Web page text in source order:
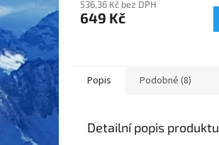
536,36 Kč bez DPH
649 Kč
Popis Podobné (8)
Detailní popis produktu